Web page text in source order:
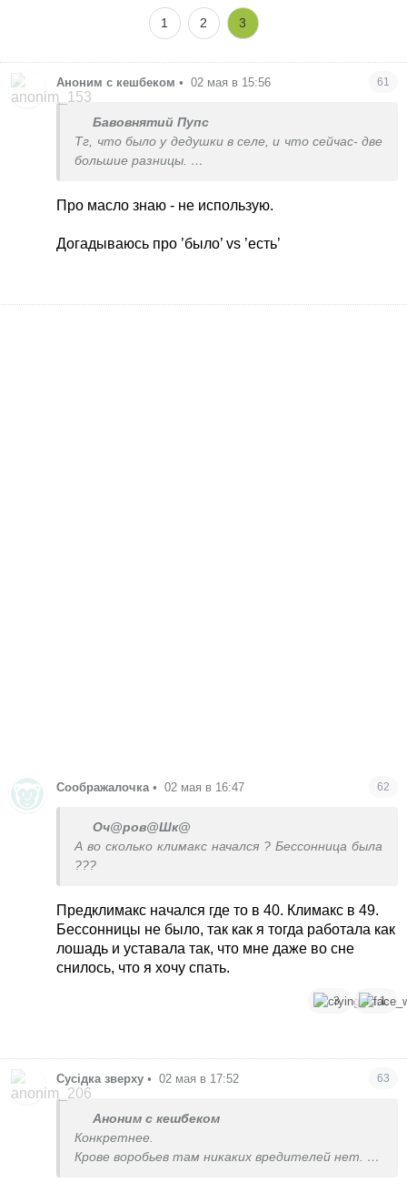
1 2 3
Аноним с кешбеком • 02 мая в 15:56 61
Бавовнятий Пупс
Тг, что было у дедушки в селе, и что сейчас- две
большие разницы.
Как масло подсолнечное добывают сейчас
промышленным способом- рассказать?
Про масло знаю - не использую.
Догадываюсь про ’было’ vs ’есть’
Соображалочка • 02 мая в 16:47 62
Оч@ров@Шк@
А во сколько климакс начался ? Бессонница была
???
Предклимакс начался где то в 40. Климакс в 49.
Бессонницы не было, так как я тогда работала как
лошадь и уставала так, что мне даже во сне
снилось, что я хочу спать.
3 1
Сусідка зверху • 02 мая в 17:52 63
Аноним с кешбеком
Конкретнее.
Крове воробьев там никаких вредителей нет.